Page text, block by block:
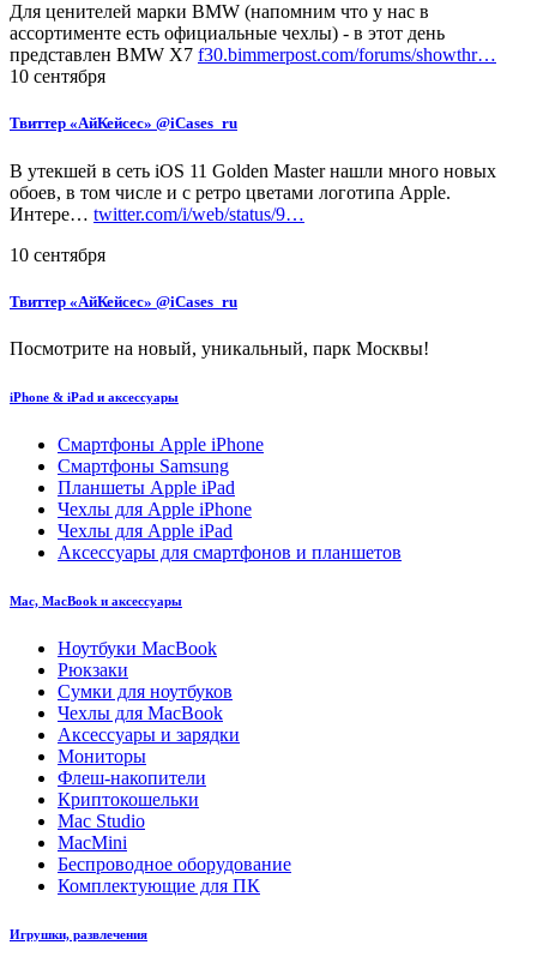
Для ценителей марки BMW (напомним что у нас в
ассортименте есть официальные чехлы) - в этот день
представлен BMW X7 f30.bimmerpost.com/forums/showthr…
10 сентября
Твиттер «АйКейсес» ‏@iCases_ru
В утекшей в сеть iOS 11 Golden Master нашли много новых
обоев, в том числе и с ретро цветами логотипа Apple.
Интере… twitter.com/i/web/status/9…
10 сентября
Твиттер «АйКейсес» ‏@iCases_ru
Посмотрите на новый, уникальный, парк Москвы!
iPhone & iPad и аксессуары
Смартфоны Apple iPhone
Смартфоны Samsung
Планшеты Apple iPad
Чехлы для Apple iPhone
Чехлы для Apple iPad
Аксессуары для смартфонов и планшетов
Mac, MacBook и аксессуары
Ноутбуки MacBook
Рюкзаки
Сумки для ноутбуков
Чехлы для MacBook
Аксессуары и зарядки
Мониторы
Флеш-накопители
Криптокошельки
Mac Studio
MacMini
Беспроводное оборудование
Комплектующие для ПК
Игрушки, развлечения